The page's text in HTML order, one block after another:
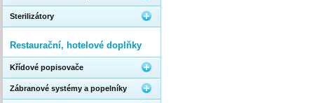
Sterilizátory
Restaurační, hotelové doplňky
Křídové popisovače
Zábranové systémy a popelníky